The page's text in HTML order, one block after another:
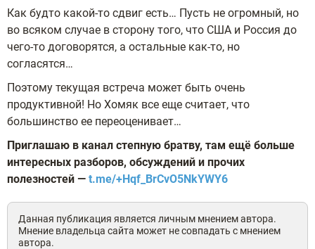
Как будто какой-то сдвиг есть… Пусть не огромный, но
во всяком случае в сторону того, что США и Россия до
чего-то договорятся, а остальные как-то, но
согласятся…
Поэтому текущая встреча может быть очень
продуктивной! Но Хомяк все еще считает, что
большинство ее переоценивает…
Приглашаю в канал степную братву, там ещё больше
интересных разборов, обсуждений и прочих
полезностей — t.me/+Hqf_BrCvO5NkYWY6
Данная публикация является личным мнением автора.
Мнение владельца сайта может не совпадать с мнением
автора.